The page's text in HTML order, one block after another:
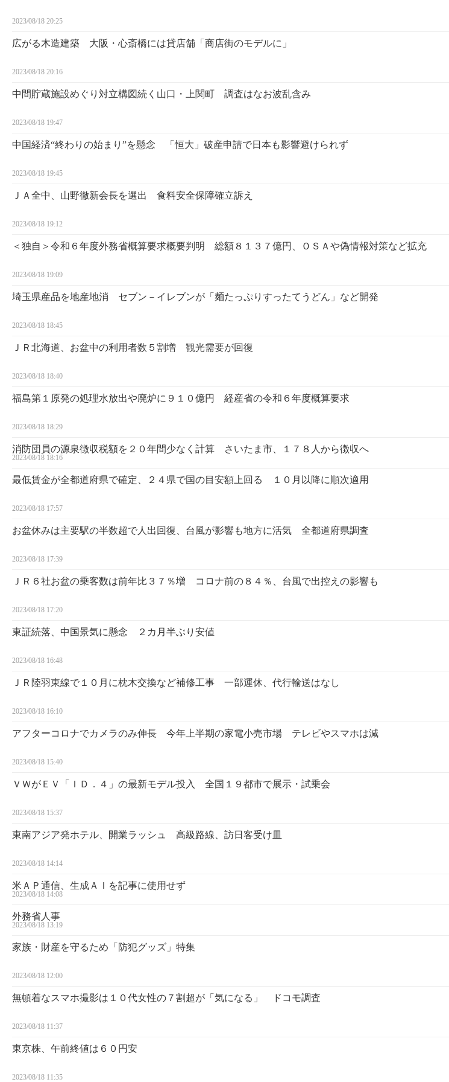
2023/08/18 20:25
広がる木造建築 大阪・心斎橋には貸店舗「商店街のモデルに」
2023/08/18 20:16
中間貯蔵施設めぐり対立構図続く山口・上関町 調査はなお波乱含み
2023/08/18 19:47
中国経済“終わりの始まり”を懸念 「恒大」破産申請で日本も影響避けられず
2023/08/18 19:45
ＪＡ全中、山野徹新会長を選出 食料安全保障確立訴え
2023/08/18 19:12
＜独自＞令和６年度外務省概算要求概要判明 総額８１３７億円、ＯＳＡや偽情報対策など拡充
2023/08/18 19:09
埼玉県産品を地産地消 セブン－イレブンが「麺たっぷりすったてうどん」など開発
2023/08/18 18:45
ＪＲ北海道、お盆中の利用者数５割増 観光需要が回復
2023/08/18 18:40
福島第１原発の処理水放出や廃炉に９１０億円 経産省の令和６年度概算要求
2023/08/18 18:29
消防団員の源泉徴収税額を２０年間少なく計算 さいたま市、１７８人から徴収へ
2023/08/18 18:16
最低賃金が全都道府県で確定、２４県で国の目安額上回る １０月以降に順次適用
2023/08/18 17:57
お盆休みは主要駅の半数超で人出回復、台風が影響も地方に活気 全都道府県調査
2023/08/18 17:39
ＪＲ６社お盆の乗客数は前年比３７％増 コロナ前の８４％、台風で出控えの影響も
2023/08/18 17:20
東証続落、中国景気に懸念 ２カ月半ぶり安値
2023/08/18 16:48
ＪＲ陸羽東線で１０月に枕木交換など補修工事 一部運休、代行輸送はなし
2023/08/18 16:10
アフターコロナでカメラのみ伸長 今年上半期の家電小売市場 テレビやスマホは減
2023/08/18 15:40
ＶＷがＥＶ「ＩＤ．４」の最新モデル投入 全国１９都市で展示・試乗会
2023/08/18 15:37
東南アジア発ホテル、開業ラッシュ 高級路線、訪日客受け皿
2023/08/18 14:14
米ＡＰ通信、生成ＡＩを記事に使用せず
2023/08/18 14:08
外務省人事
2023/08/18 13:19
家族・財産を守るため「防犯グッズ」特集
2023/08/18 12:00
無頓着なスマホ撮影は１０代女性の７割超が「気になる」 ドコモ調査
2023/08/18 11:37
東京株、午前終値は６０円安
2023/08/18 11:35